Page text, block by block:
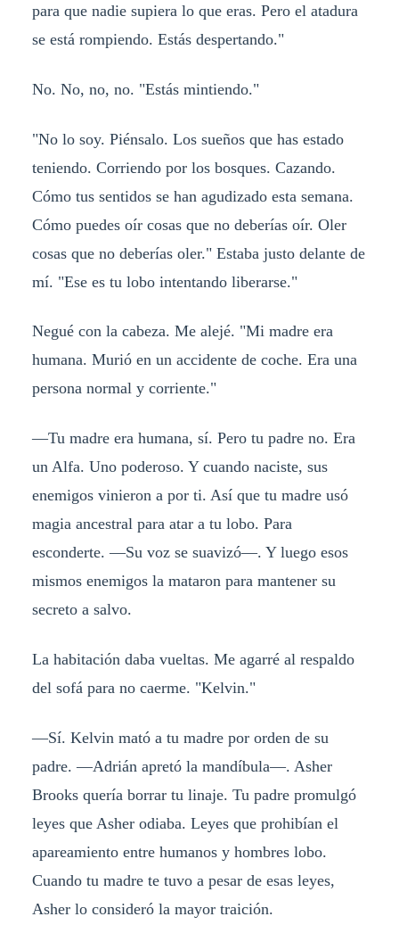
para que nadie supiera lo que eras. Pero el atadura
se está rompiendo. Estás despertando."
No. No, no, no. "Estás mintiendo."
"No lo soy. Piénsalo. Los sueños que has estado
teniendo. Corriendo por los bosques. Cazando.
Cómo tus sentidos se han agudizado esta semana.
Cómo puedes oír cosas que no deberías oír. Oler
cosas que no deberías oler." Estaba justo delante de
mí. "Ese es tu lobo intentando liberarse."
Negué con la cabeza. Me alejé. "Mi madre era
humana. Murió en un accidente de coche. Era una
persona normal y corriente."
—Tu madre era humana, sí. Pero tu padre no. Era
un Alfa. Uno poderoso. Y cuando naciste, sus
enemigos vinieron a por ti. Así que tu madre usó
magia ancestral para atar a tu lobo. Para
esconderte. —Su voz se suavizó—. Y luego esos
mismos enemigos la mataron para mantener su
secreto a salvo.
La habitación daba vueltas. Me agarré al respaldo
del sofá para no caerme. "Kelvin."
—Sí. Kelvin mató a tu madre por orden de su
padre. —Adrián apretó la mandíbula—. Asher
Brooks quería borrar tu linaje. Tu padre promulgó
leyes que Asher odiaba. Leyes que prohibían el
apareamiento entre humanos y hombres lobo.
Cuando tu madre te tuvo a pesar de esas leyes,
Asher lo consideró la mayor traición.